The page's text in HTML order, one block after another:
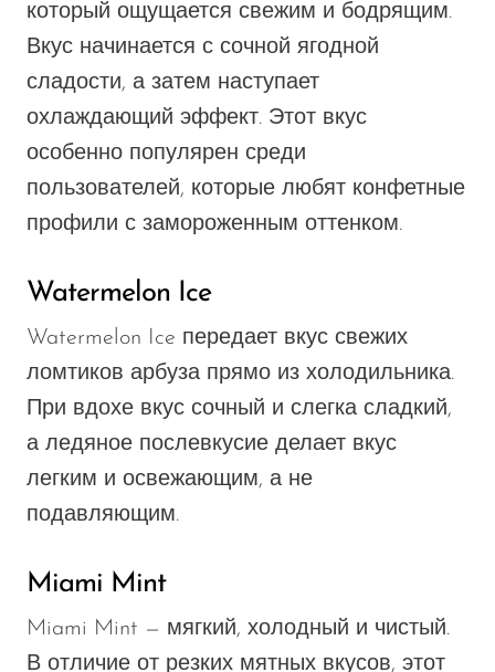
который ощущается свежим и бодрящим.
Вкус начинается с сочной ягодной
сладости, а затем наступает
охлаждающий эффект. Этот вкус
особенно популярен среди
пользователей, которые любят конфетные
профили с замороженным оттенком.
Watermelon Ice
Watermelon Ice передает вкус свежих
ломтиков арбуза прямо из холодильника.
При вдохе вкус сочный и слегка сладкий,
а ледяное послевкусие делает вкус
легким и освежающим, а не
подавляющим.
Miami Mint
Miami Mint — мягкий, холодный и чистый.
В отличие от резких мятных вкусов, этот